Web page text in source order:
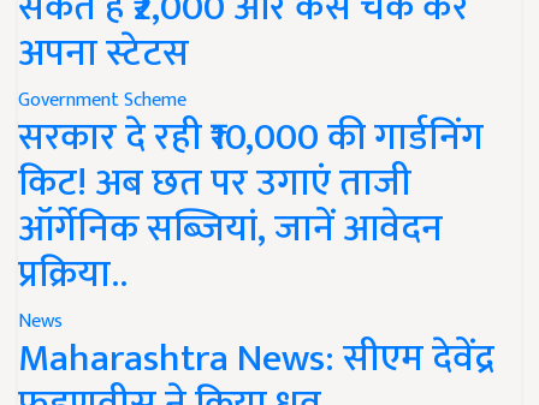
अपना स्टेटस
Government Scheme
सरकार दे रही ₹10,000 की गार्डनिंग
किट! अब छत पर उगाएं ताजी
ऑर्गेनिक सब्जियां, जानें आवेदन
प्रक्रिया..
News
Maharashtra News: सीएम देवेंद्र